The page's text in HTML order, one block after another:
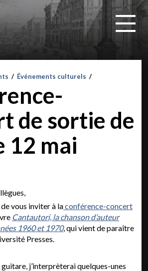
/ Événements culturels /
de sortie de
12 mai
vous inviter à laconférence-concert
Cantautori, la chanson d’auteur
1960 et 1970, qui vient de paraître
Presses.
j’interprèterai quelques-unes